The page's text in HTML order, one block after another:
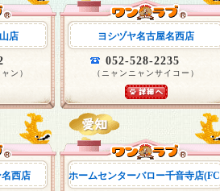
店
ン）
ヨシヅヤ名古屋名西店
052-528-2235
（ニャンニャンサイコー）
西店 ホームセンターバロー千音寺店